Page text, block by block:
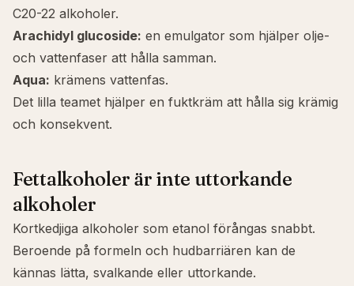
C20-22 alkoholer.
Arachidyl glucoside: en emulgator som hjälper olje-
och vattenfaser att hålla samman.
Aqua: krämens vattenfas.
Det lilla teamet hjälper en fuktkräm att hålla sig krämig
och konsekvent.
Fettalkoholer är inte uttorkande
alkoholer
Kortkedjiga alkoholer som etanol förångas snabbt.
Beroende på formeln och hudbarriären kan de
kännas lätta, svalkande eller uttorkande.